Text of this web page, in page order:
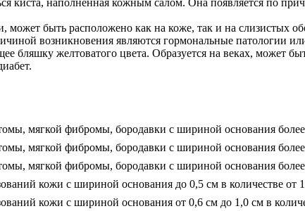
может быть расположено как на коже, так и на слизистых
возникновения являются гормональные патологии
бляшку желтоватого цвета. Образуется на веках, может
мягкой фибромы, бородавки с шириной основания
мягкой фибромы, бородавки с шириной основания
мягкой фибромы, бородавки с шириной основания
кожи с шириной основания до 0,5 см в количестве от
кожи с шириной основания от 0,6 см до 1,0 см в